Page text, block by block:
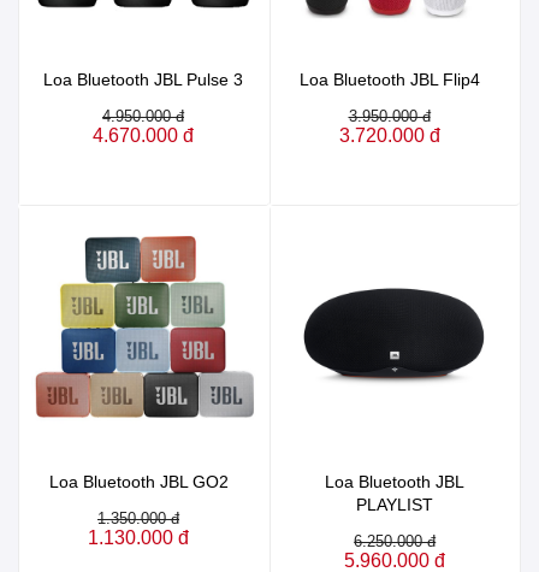
Loa Bluetooth JBL Pulse 3
4.950.000 đ
4.670.000 đ
Loa Bluetooth JBL Flip4
3.950.000 đ
3.720.000 đ
Loa Bluetooth JBL GO2
1.350.000 đ
1.130.000 đ
Loa Bluetooth JBL
PLAYLIST
6.250.000 đ
5.960.000 đ